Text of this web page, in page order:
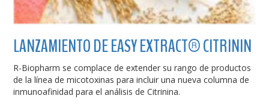
LANZAMIENTO DE EASY EXTRACT® CITRININ
R-Biopharm se complace de extender su rango de productos
de la línea de micotoxinas para incluir una nueva columna de
inmunoafinidad para el análisis de Citrinina.